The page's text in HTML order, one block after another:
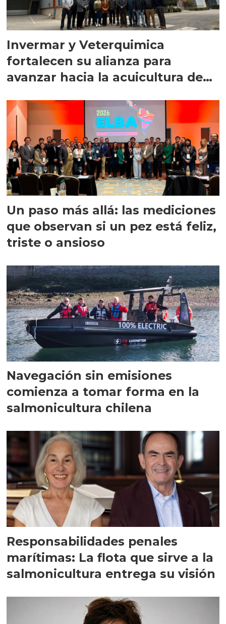
Invermar y Veterquimica
fortalecen su alianza para
avanzar hacia la acuicultura de
Un paso más allá: las mediciones
que observan si un pez está feliz,
triste o ansioso
Navegación sin emisiones
comienza a tomar forma en la
salmonicultura chilena
Responsabilidades penales
marítimas: La flota que sirve a la
salmonicultura entrega su visión